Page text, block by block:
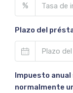
%
Plazo del
Impuesto anual
normalmente